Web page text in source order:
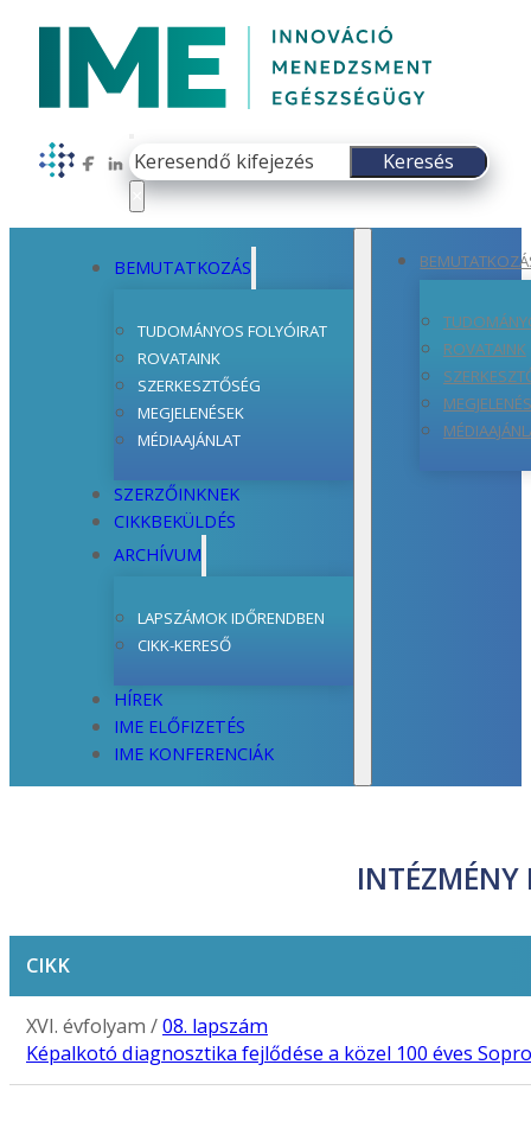
Follow us on Facebook
Follow us on LinkedIn
Keresés
Keresés
BEMUTATKOZÁS
TUDOMÁNYOS FOLYÓIRAT
ROVATAINK
SZERKESZTŐSÉG
MEGJELENÉSEK
MÉDIAAJÁNLAT
SZERZŐINKNEK
CIKKBEKÜLDÉS
ARCHÍVUM
LAPSZÁMOK IDŐRENDBEN
CIKK-KERESŐ
HÍREK
IME ELŐFIZETÉS
IME KONFERENCIÁK
ROVATAINK
INTÉZMÉNY
CIKK
XVI. évfolyam /08. lapszám
Képalkotó diagnosztika fejlődése a közel 100 éves